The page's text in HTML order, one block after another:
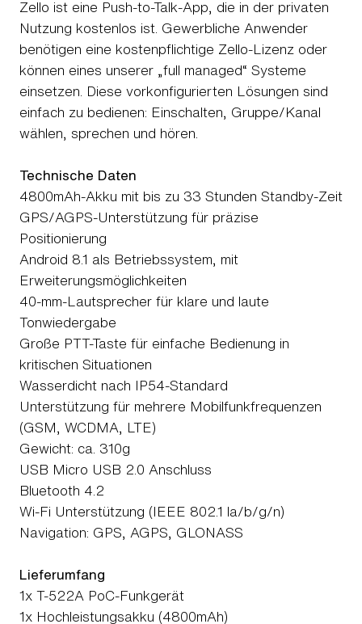
Zello ist eine Push-to-Talk-App, die in der privaten
Nutzung kostenlos ist. Gewerbliche Anwender
benötigen eine kostenpflichtige Zello-Lizenz oder
können eines unserer „full managed“ Systeme
einsetzen. Diese vorkonfigurierten Lösungen sind
einfach zu bedienen: Einschalten, Gruppe/Kanal
wählen, sprechen und hören.
Technische Daten
4800mAh-Akku mit bis zu 33 Stunden Standby-Zeit
GPS/AGPS-Unterstützung für präzise
Positionierung
Android 8.1 als Betriebssystem, mit
Erweiterungsmöglichkeiten
40-mm-Lautsprecher für klare und laute
Tonwiedergabe
Große PTT-Taste für einfache Bedienung in
kritischen Situationen
Wasserdicht nach IP54-Standard
Unterstützung für mehrere Mobilfunkfrequenzen
(GSM, WCDMA, LTE)
Gewicht: ca. 310g
USB Micro USB 2.0 Anschluss
Bluetooth 4.2
Wi-Fi Unterstützung (IEEE 802.1 la/b/g/n)
Navigation: GPS, AGPS, GLONASS
Lieferumfang
1x T-522A PoC-Funkgerät
1x Hochleistungsakku (4800mAh)